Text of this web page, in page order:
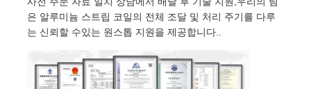
은 알루미늄 스트립 코일의 전체 조달 및 처리 주기를 다루
는 신뢰할 수있는 원스톱 지원을 제공합니다..